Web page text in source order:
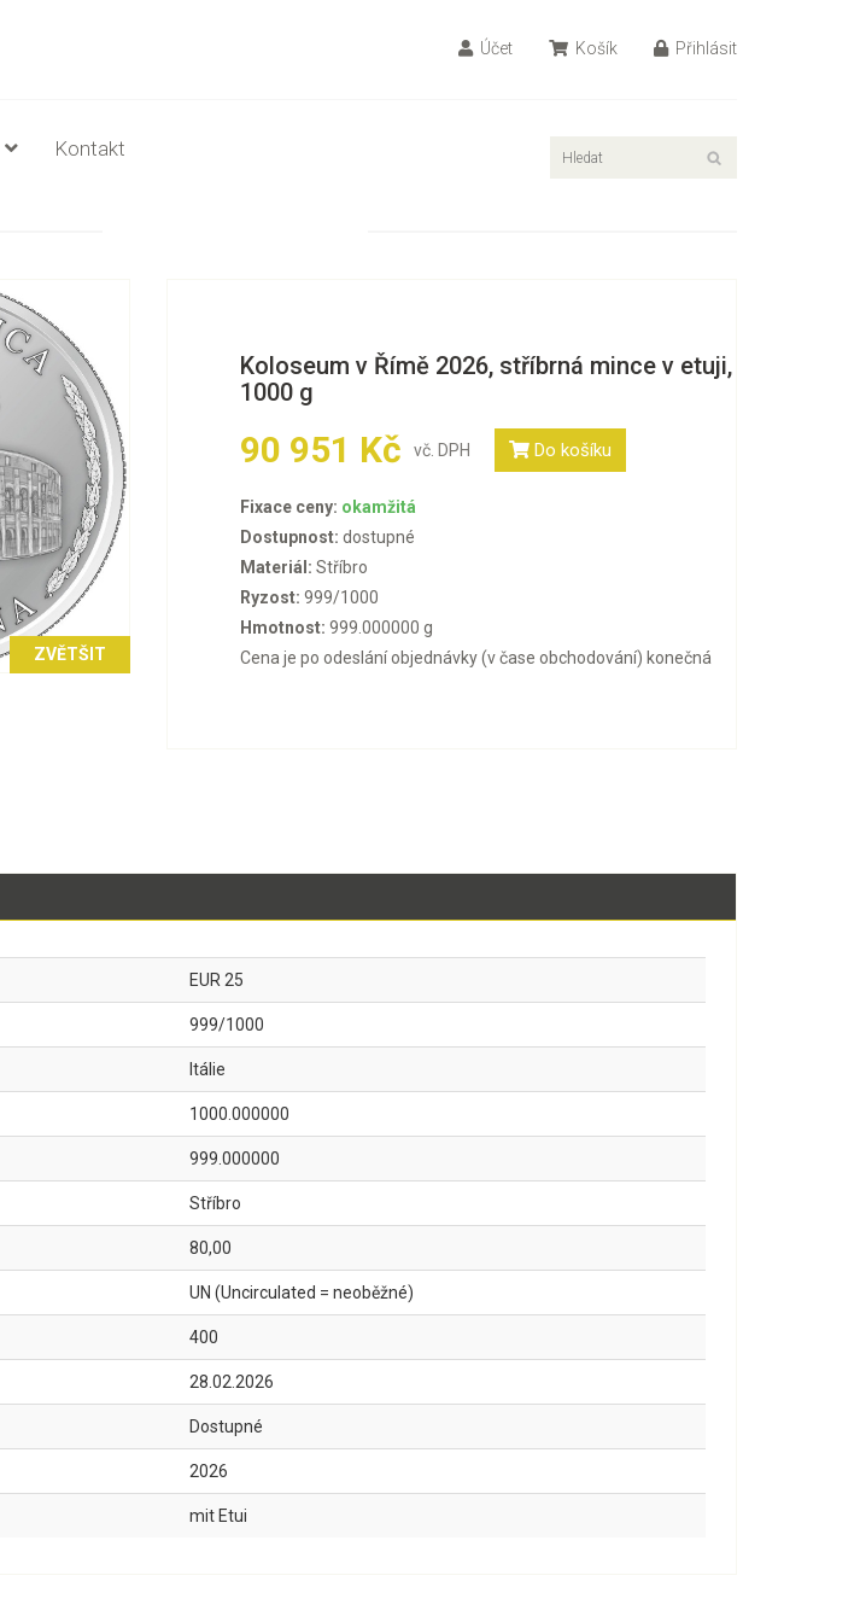
Účet Košík Přihlásit
Kontakt
ZVĚTŠIT
Koloseum v Římě 2026, stříbrná mince v etuji,
1000 g
90 951 Kč vč. DPH Do košíku
Fixace ceny: okamžitá
Dostupnost: dostupné
Materiál: Stříbro
Ryzost: 999/1000
Hmotnost: 999.000000 g
Cena je po odeslání objednávky (v čase obchodování) konečná
EUR 25
999/1000
Itálie
1000.000000
999.000000
Stříbro
80,00
UN (Uncirculated = neoběžné)
400
28.02.2026
Dostupné
2026
mit Etui